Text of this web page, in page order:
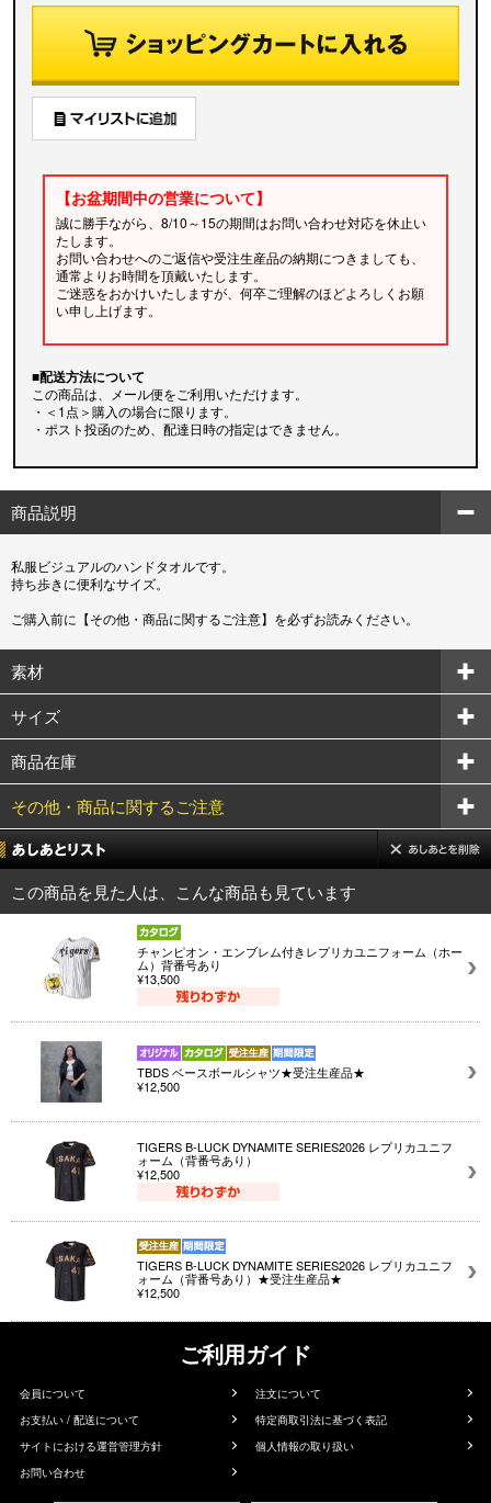
【お盆期間中の営業について】
誠に勝手ながら、8/10～15の期間はお問い合わせ対応を休止い
たします。
お問い合わせへのご返信や受注生産品の納期につきましても、
通常よりお時間を頂戴いたします。
ご迷惑をおかけいたしますが、何卒ご理解のほどよろしくお願
い申し上げます。
■配送方法について
この商品は、メール便をご利用いただけます。
・＜1点＞購入の場合に限ります。
・ポスト投函のため、配達日時の指定はできません。
商品説明
私服ビジュアルのハンドタオルです。
持ち歩きに便利なサイズ。
ご購入前に【その他・商品に関するご注意】を必ずお読みください。
素材
サイズ
商品在庫
その他・商品に関するご注意
この商品を見た人は、こんな商品も見ています
チャンピオン・エンブレム付きレプリカユニフォーム（ホー
ム）背番号あり
¥13,500
TBDS ベースボールシャツ★受注生産品★
¥12,500
TIGERS B-LUCK DYNAMITE SERIES2026 レプリカユニフ
ォーム（背番号あり）
¥12,500
TIGERS B-LUCK DYNAMITE SERIES2026 レプリカユニフ
ォーム（背番号あり）★受注生産品★
¥12,500
ご利用ガイド
会員について
注文について
お支払い / 配送について
特定商取引法に基づく表記
サイトにおける運営管理方針
個人情報の取り扱い
お問い合わせ